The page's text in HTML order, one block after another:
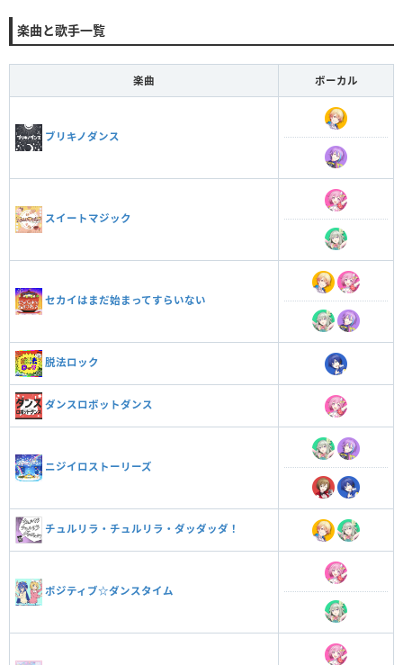
楽曲と歌手一覧
楽曲 ボーカル
ブリキノダンス
スイートマジック
セカイはまだ始まってすらいない
脱法ロック
ダンスロボットダンス
ニジイロストーリーズ
チュルリラ・チュルリラ・ダッダッダ！
ポジティブ☆ダンスタイム